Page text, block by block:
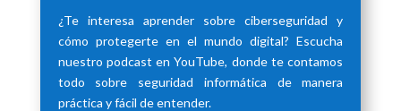
¿Te interesa aprender sobre ciberseguridad y
cómo protegerte en el mundo digital? Escucha
nuestro podcast en YouTube, donde te contamos
todo sobre seguridad informática de manera
práctica y fácil de entender.